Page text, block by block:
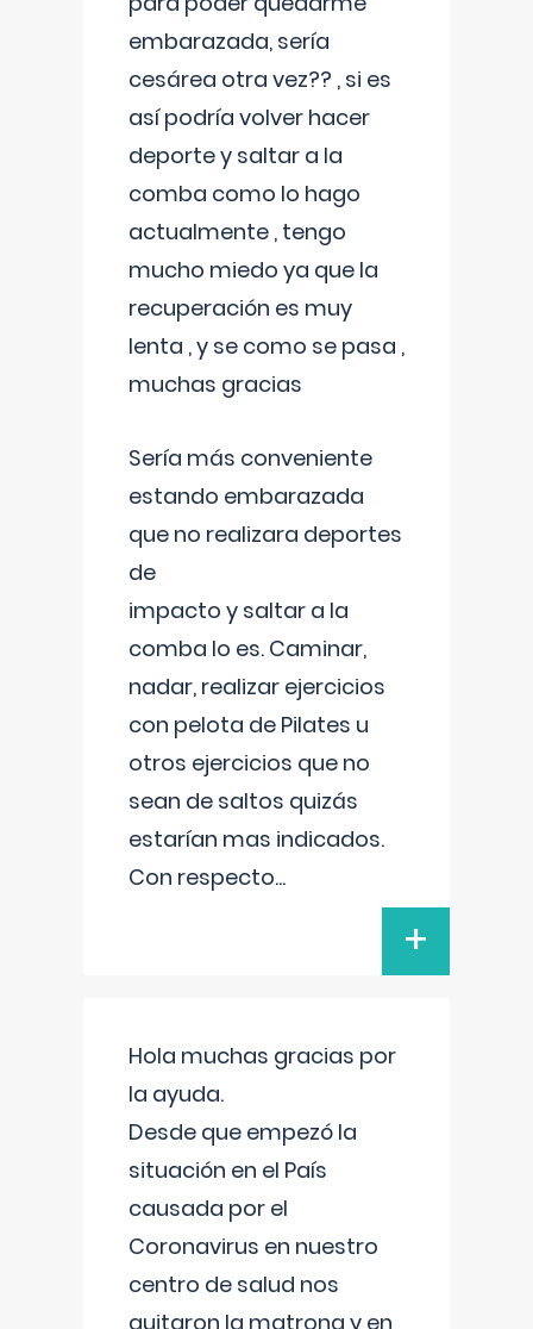
embarazada, sería
cesárea otra vez?? , si es
así podría volver hacer
deporte y saltar a la
comba como lo hago
actualmente , tengo
mucho miedo ya que la
recuperación es muy
lenta , y se como se pasa ,
muchas gracias
Sería más conveniente
estando embarazada
que no realizara deportes
de
impacto y saltar a la
comba lo es. Caminar,
nadar, realizar ejercicios
con pelota de Pilates u
otros ejercicios que no
sean de saltos quizás
estarían mas indicados.
Con respecto...
+
Hola muchas gracias por
la ayuda.
Desde que empezó la
situación en el País
causada por el
Coronavirus en nuestro
centro de salud nos
quitaron la matrona y en